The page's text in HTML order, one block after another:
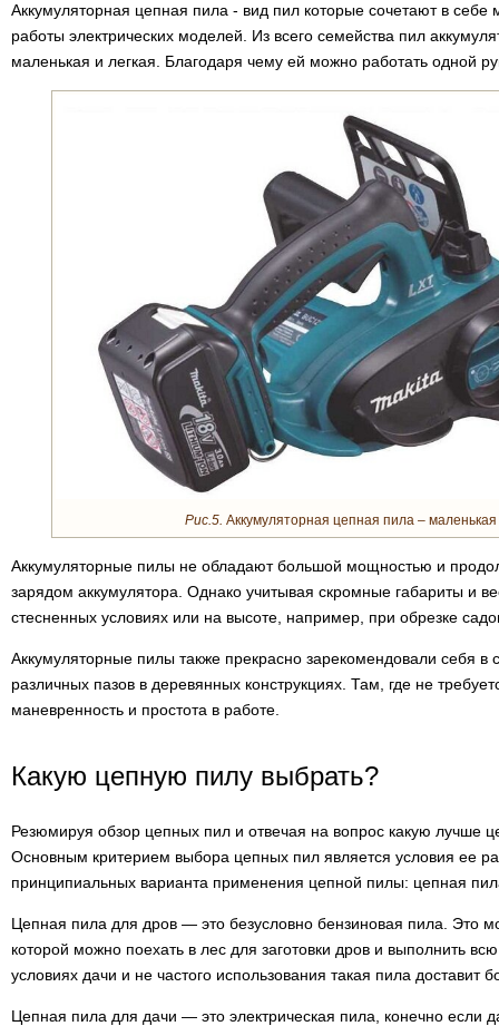
Аккумуляторная цепная пила - вид пил которые сочетают в себе
работы электрических моделей. Из всего семейства пил
маленькая и легкая. Благодаря чему ей можно работать одной
Рис.5. Аккумуляторная цепная пила – маленькая
Аккумуляторные пилы не обладают большой мощностью и
зарядом аккумулятора. Однако учитывая скромные габариты и
стесненных условиях или на высоте, например, при обрезке
Аккумуляторные пилы также прекрасно зарекомендовали себя в
различных пазов в деревянных конструкциях. Там, где не
маневренность и простота в работе.
Какую цепную пилу выбрать?
Резюмируя обзор цепных пил и отвечая на вопрос какую лучше
Основным критерием выбора цепных пил является условия ее
принципиальных варианта применения цепной пилы: цепная
Цепная пила для дров — это безусловно бензиновая пила. Это
которой можно поехать в лес для заготовки дров и выполнить
условиях дачи и не частого использования такая пила доставит
Цепная пила для дачи — это электрическая пила, конечно если